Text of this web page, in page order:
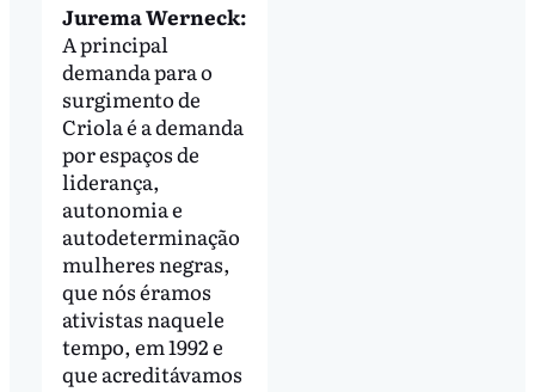
Jurema Werneck:
A principal
demanda para o
surgimento de
Criola é a demanda
por espaços de
liderança,
autonomia e
autodeterminação
mulheres negras,
que nós éramos
ativistas naquele
tempo, em 1992 e
que acreditávamos